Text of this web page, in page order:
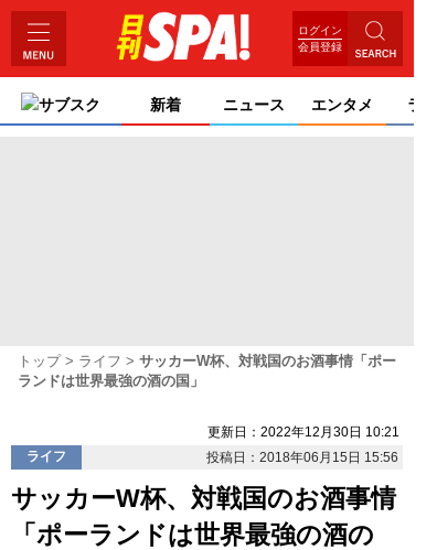
ログイン
会員登録
サブスク 新着 ニュース エンタメ ライ
トップ ライフ
サッカーW杯、対戦国のお酒事情「ポー
ランドは世界最強の酒の国」
更新日：2022年12月30日 10:21
ライフ
投稿日：2018年06月15日 15:56
サッカーW杯、対戦国のお酒事情
「ポーランドは世界最強の酒の